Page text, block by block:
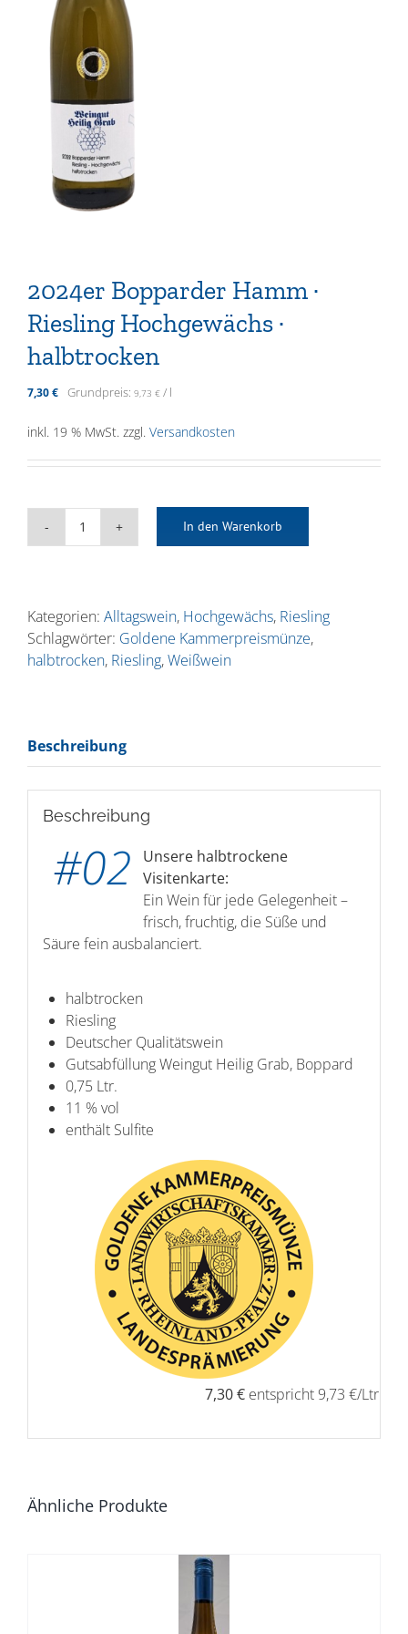
2024er Bopparder Hamm ·
Riesling Hochgewächs ·
halbtrocken
7,30 € Grundpreis: 9,73 € / l
inkl. 19 % MwSt. zzgl. Versandkosten
2024er
Riesling
Hochgewächs
·
In den Warenkorb
Kategorien: Alltagswein, Hochgewächs, Riesling
Schlagwörter: Goldene Kammerpreismünze,
halbtrocken, Riesling,Weißwein
Beschreibung
Beschreibung
#02
Unsere halbtrockene
Visitenkarte:
Ein Wein für jede Gelegenheit –
frisch, fruchtig, die Süße und
Säure fein ausbalanciert.
halbtrocken
Riesling
Deutscher Qualitätswein
Gutsabfüllung Weingut Heilig Grab, Boppard
0,75 Ltr.
11 % vol
enthält Sulfite
7,30 € entspricht 9,73 €/Ltr
Ähnliche Produkte